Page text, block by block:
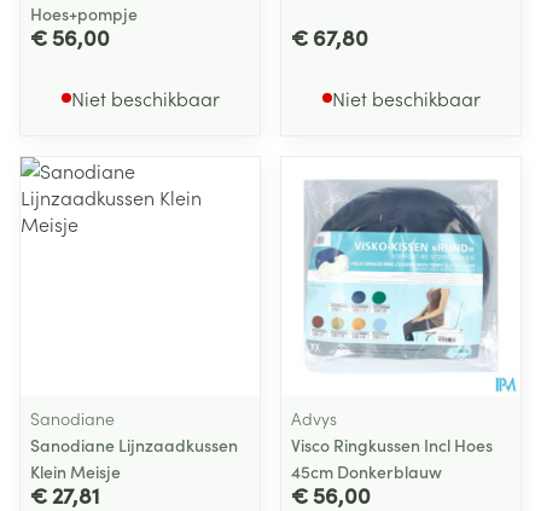
Hoes+pompje
€ 56,00
Niet beschikbaar
€ 67,80
Niet beschikbaar
Sanodiane
Sanodiane Lijnzaadkussen
Klein Meisje
€ 27,81
Advys
Visco Ringkussen Incl Hoes
45cm Donkerblauw
€ 56,00